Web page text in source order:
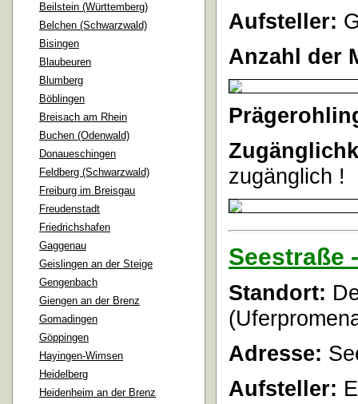
Beilstein (Württemberg)
Belchen (Schwarzwald)
Bisingen
Blaubeuren
Blumberg
Böblingen
Breisach am Rhein
Buchen (Odenwald)
Donaueschingen
Feldberg (Schwarzwald)
Freiburg im Breisgau
Freudenstadt
Friedrichshafen
Gaggenau
Geislingen an der Steige
Gengenbach
Giengen an der Brenz
Gomadingen
Göppingen
Hayingen-Wimsen
Heidelberg
Heidenheim an der Brenz
Aufsteller:
Anzahl der
zugänglich !
Seestraße
Standort:
Adresse:
Aufsteller: